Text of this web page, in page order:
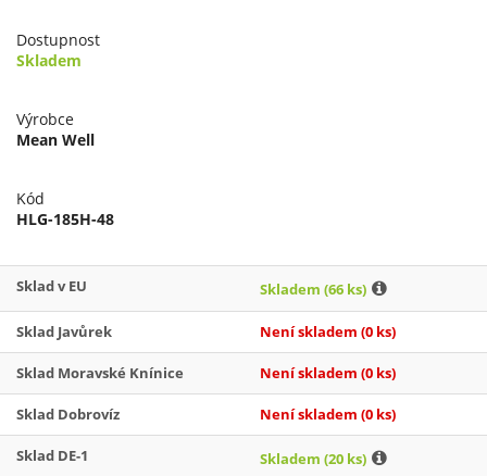
Dostupnost
Skladem
Výrobce
Mean Well
Kód
HLG-185H-48
Sklad v EU Skladem (66 ks)
Sklad Javůrek Není skladem (0 ks)
Sklad Moravské Knínice Není skladem (0 ks)
Sklad Dobrovíz Není skladem (0 ks)
Sklad DE-1 Skladem (20 ks)